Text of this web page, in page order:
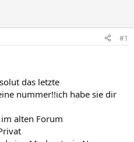
#1
das letzte
nummer!!ich habe sie dir
alten Forum